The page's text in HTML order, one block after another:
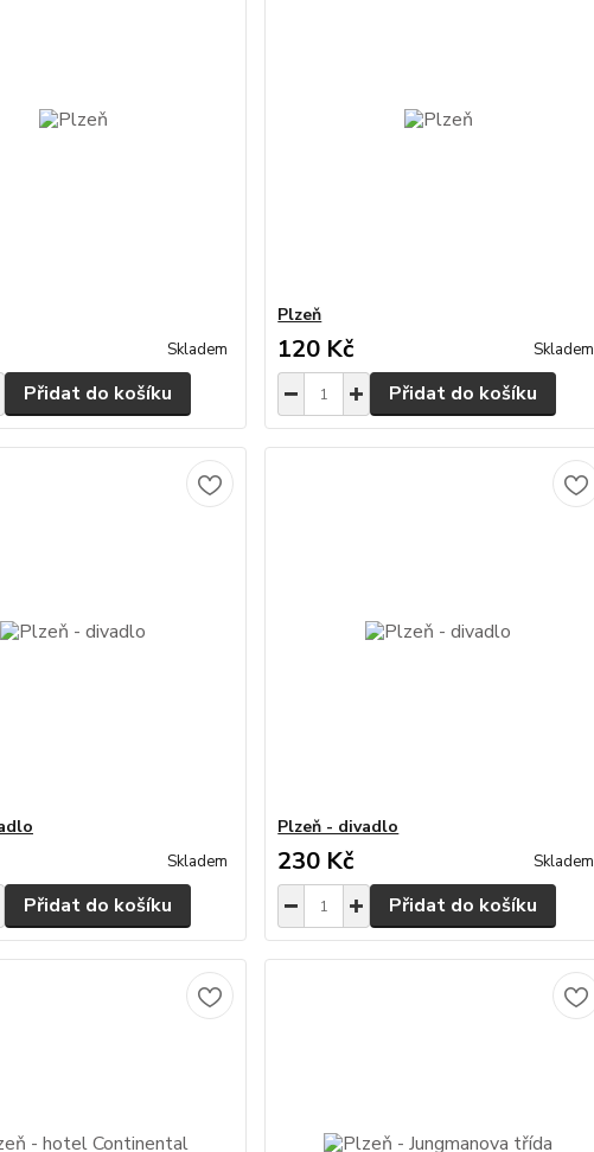
Skladem
Přidat do košíku
Plzeň
120 Kč Skladem
Přidat do košíku
Skladem
Přidat do košíku
Plzeň - divadlo
230 Kč Skladem
Přidat do košíku